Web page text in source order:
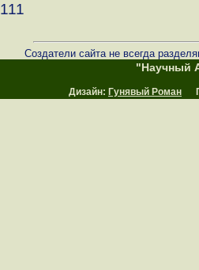
111
Создатели сайта не всегда
"Научный
Дизайн: Гунявый Роман